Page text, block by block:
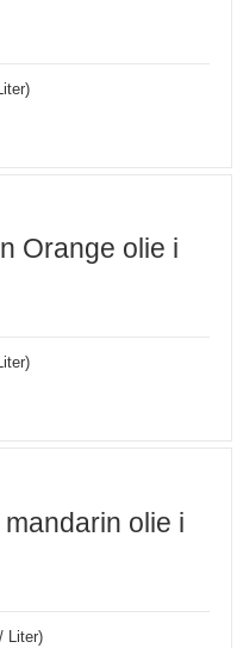
Orange olie i
olie i
Liter)